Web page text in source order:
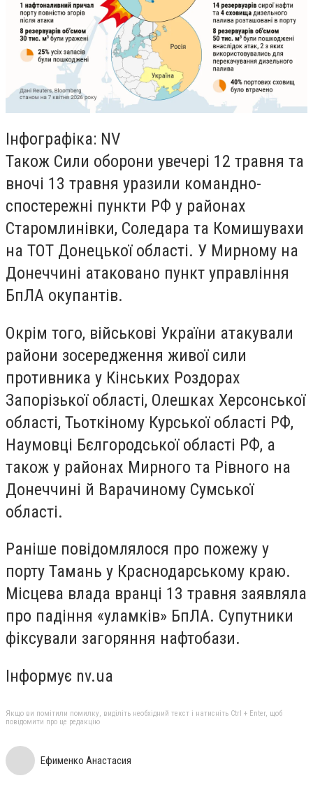
Інфографіка: NV
Також Сили оборони увечері 12 травня та
вночі 13 травня уразили командно-
спостережні пункти РФ у районах
Старомлинівки, Соледара та Комишувахи
на ТОТ Донецької області. У Мирному на
Донеччині атаковано пункт управління
БпЛА окупантів.
Окрім того, військові України атакували
райони зосередження живої сили
противника у Кінських Роздорах
Запорізької області, Олешках Херсонської
області, Тьоткіному Курської області РФ,
Наумовці Бєлгородської області РФ, а
також у районах Мирного та Рівного на
Донеччині й Варачиному Сумської
області.
Раніше повідомлялося про пожежу у
порту Тамань у Краснодарському краю.
Місцева влада вранці 13 травня заявляла
про падіння «уламків» БпЛА. Супутники
фіксували загоряння нафтобази.
Інформує nv.ua
Якщо ви помітили помилку, виділіть необхідний текст і натисніть Ctrl + Enter, щоб
повідомити про це редакцію
Ефименко Анастасия